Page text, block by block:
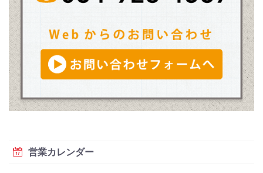
営業カレンダー